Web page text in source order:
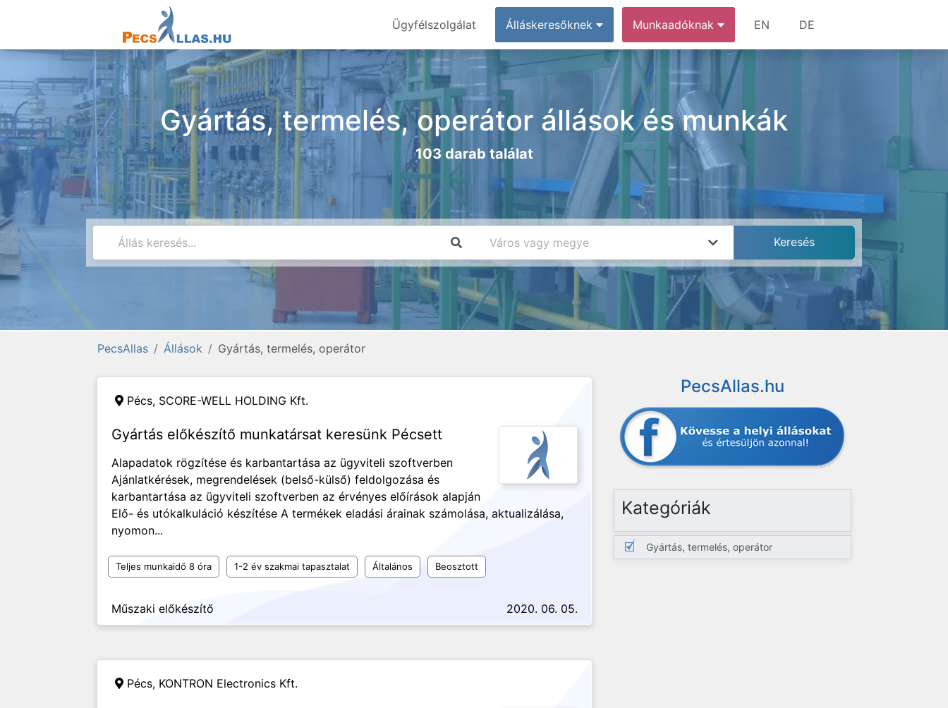
Ügyfélszolgálat Álláskeresőknek Munkaadóknak EN DE
Gyártás, termelés, operátor állások és munkák
103 darab találat
PecsAllas Állások Gyártás, termelés, operátor
Pécs, SCORE-WELL HOLDING Kft.
Gyártás előkészítő munkatársat keresünk Pécsett
Alapadatok rögzítése és karbantartása az ügyviteli szoftverben
Ajánlatkérések, megrendelések (belső-külső) feldolgozása és
karbantartása az ügyviteli szoftverben az érvényes előírások alapján
Elő- és utókalkuláció készítése A termékek eladási árainak számolása, aktualizálása,
nyomon...
Teljes munkaidő 8 óra 1-2 év szakmai tapasztalat Általános Beosztott
Műszaki előkészítő 2020. 06. 05.
Pécs, KONTRON Electronics Kft.
PecsAllas.hu
Kategóriák
Gyártás, termelés, operátor